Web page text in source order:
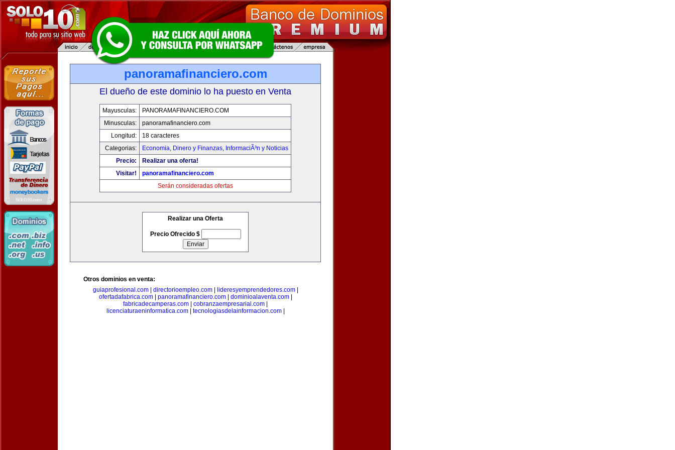
panoramafinanciero.com
El dueño de este dominio lo ha puesto en Venta
Mayusculas:
PANORAMAFINANCIERO.COM
Minusculas:
panoramafinanciero.com
Longitud:
18 caracteres
Categorias:
Economia, Dinero y Finanzas, InformaciÃ³n y Noticias
Precio:
Realizar una oferta!
Visitar!
panoramafinanciero.com
Serán consideradas ofertas
Realizar una Oferta
Precio Ofrecido $
Otros dominios en venta:
guiaprofesional.com| directorioempleo.com| lideresyemprendedores.com|
ofertadafabrica.com| panoramafinanciero.com| dominioalaventa.com|
fabricadecamperas.com
cobranzaempresarial.com
licenciaturaeninformatica.com| tecnologiasdelainformacion.com|